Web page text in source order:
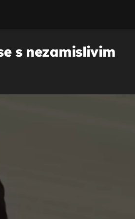
s nezamislivim